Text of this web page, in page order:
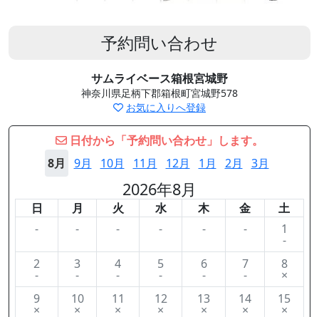
予約問い合わせ
サムライベース箱根宮城野
神奈川県足柄下郡箱根町宮城野578
お気に入りへ登録
日付から「予約問い合わせ」します。
8月
9月 10月 11月 12月 1月 2月 3月
2026年8月
日 月 火 水 木 金
土
-
- - - - - 1
-
2
-
3
-
4
-
5
-
6
-
7
-
8
×
9
×
10
×
11
×
12
×
13
×
14
×
15
×